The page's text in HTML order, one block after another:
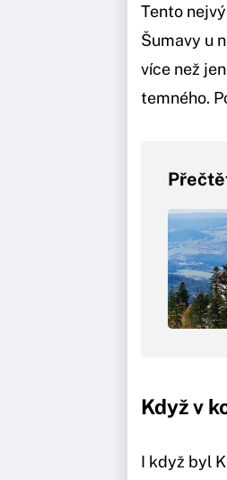
Tento
Šumavy u
více než
temného.
Když v
I když byl